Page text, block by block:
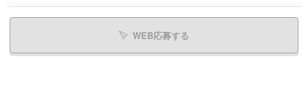
WEB応募する